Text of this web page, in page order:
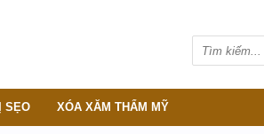
SẸO XÓA XĂM THẨM MỸ